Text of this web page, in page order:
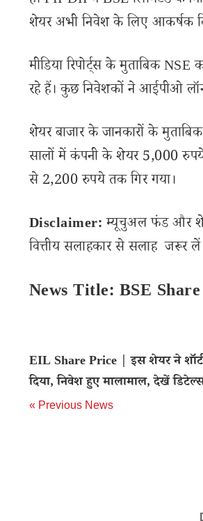
शेयर अभी निवेश के लिए आकर्षक
मीडिया रिपोर्ट्स के मुताबिक
रहे हैं। कुछ निवेशकों ने आईपीओ
शेयर बाजार के जानकारों के
सालों में कंपनी के शेयर 5,000
से 2,200 रुपये तक गिर गया।
Disclaimer:म्यूचुअल फंड और
वित्तीय सलाहकार से सलाह जरूर
News Title: BSE
EIL Share Price | इस शेयर ने शॉर्ट
दिया, निवेश हुए मालामाल, देखें
« Previous News